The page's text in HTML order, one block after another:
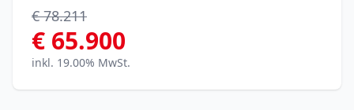
€ 78.211
€ 65.900
inkl. 19.00% MwSt.